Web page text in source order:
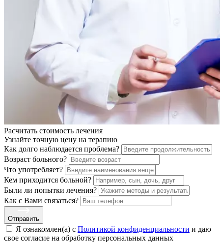
Расчитать стоимость лечения
Узнайте точную цену на терапию
Как долго наблюдается проблема?
Возраст больного?
Что употребляет?
Кем приходится больной?
Были ли попытки лечения?
Как с Вами связаться?
Отправить
Я ознакомлен(а) с Политикой конфиденциальности и даю
свое cогласие на обработку персональных данных